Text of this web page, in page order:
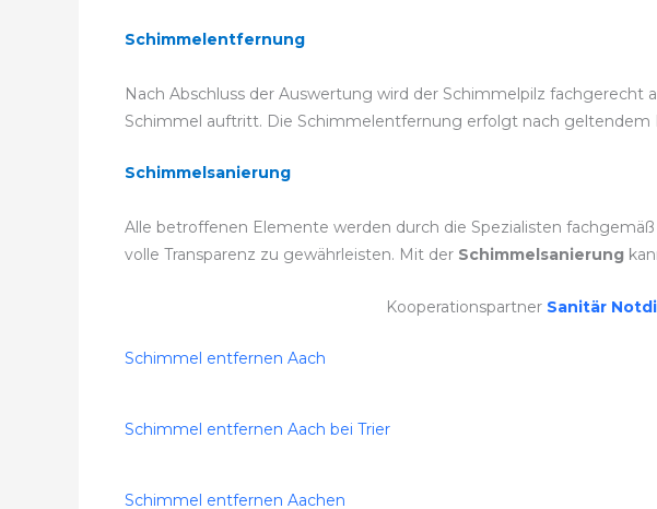
Schimmelentfernung
Nach Abschluss der Auswertung wird der Schimmelpilz
Schimmel auftritt. Die Schimmelentfernung erfolgt nach
Schimmelsanierung
Alle betroffenen Elemente werden durch die Spezialisten
volle Transparenz zu gewährleisten. Mit der Schimmelsanierung
Kooperationspartner Sanitär
Schimmel entfernen Aach
Schimmel entfernen Aach bei Trier
Schimmel entfernen Aachen